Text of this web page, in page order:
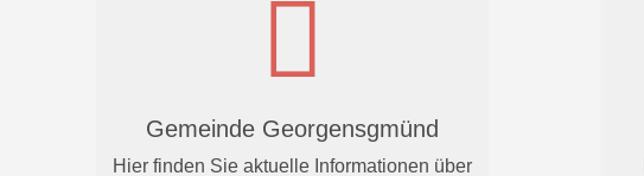
Gemeinde Georgensgmünd
Hier finden Sie aktuelle Informationen über